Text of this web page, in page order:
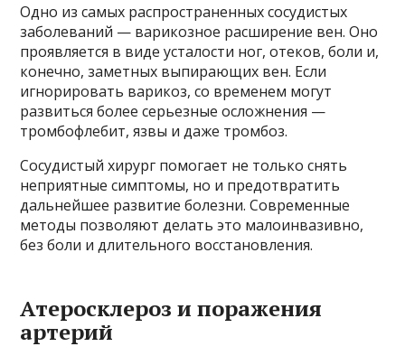
Одно из самых распространенных сосудистых
заболеваний — варикозное расширение вен. Оно
проявляется в виде усталости ног, отеков, боли и,
конечно, заметных выпирающих вен. Если
игнорировать варикоз, со временем могут
развиться более серьезные осложнения —
тромбофлебит, язвы и даже тромбоз.
Сосудистый хирург помогает не только снять
неприятные симптомы, но и предотвратить
дальнейшее развитие болезни. Современные
методы позволяют делать это малоинвазивно,
без боли и длительного восстановления.
Атеросклероз и поражения
артерий